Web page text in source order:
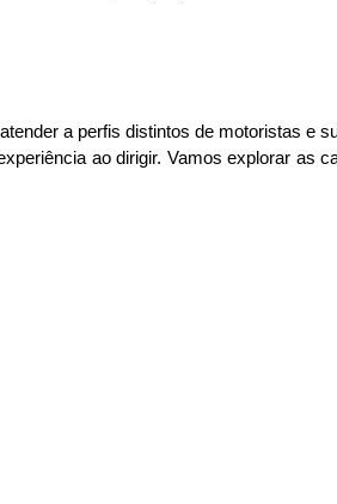
a perfis distintos de motoristas e
ao dirigir. Vamos explorar as